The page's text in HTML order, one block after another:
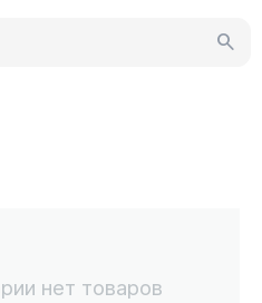
нет товаров